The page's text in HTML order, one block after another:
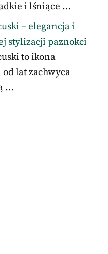
i lśniące …
– elegancja i
stylizacji paznokci
to ikona
lat zachwyca
…